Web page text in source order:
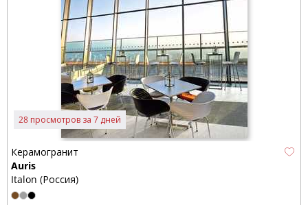
28 просмотров за 7 дней
Керамогранит
Auris
Italon (Россия)